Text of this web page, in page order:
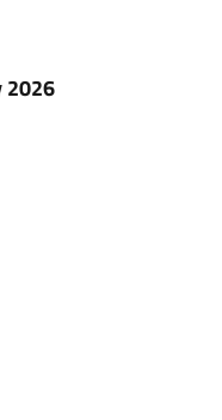
2026